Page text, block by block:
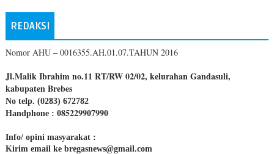
REDAKSI
Nomor AHU – 0016355.AH.01.07.TAHUN 2016
Jl.Malik Ibrahim no.11 RT/RW 02/02, kelurahan Gandasuli,
kabupaten Brebes
No telp. (0283) 672782
Handphone : 085229907990
Info/ opini masyarakat :
Kirim email ke bregasnews@gmail.com